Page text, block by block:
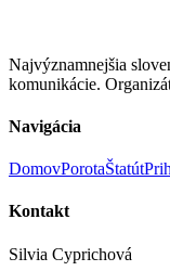
Najvýznamnejšia
komunikácie.
Navigácia
DomovPorotaŠtatút
Kontakt
Silvia Cyprichová